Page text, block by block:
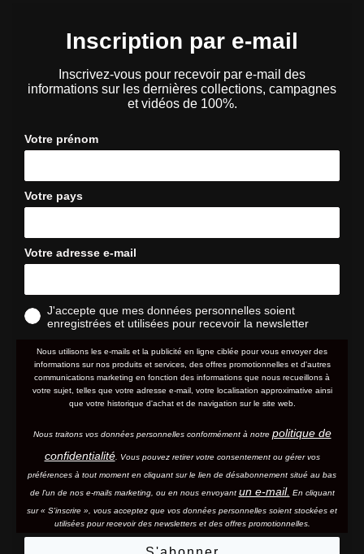
Inscription par e-mail
Inscrivez-vous pour recevoir par e-mail des
informations sur les dernières collections, campagnes
et vidéos de 100%.
Votre prénom
Votre pays
Votre adresse e-mail
J'accepte que mes données personnelles soient
enregistrées et utilisées pour recevoir la newsletter
Nous utilisons les e-mails et la publicité en ligne ciblée pour vous envoyer des
informations sur nos produits et services, des offres promotionnelles et d'autres
communications marketing en fonction des informations que nous recueillons à
votre sujet, telles que votre adresse e-mail, votre localisation approximative ainsi
que votre historique d'achat et de navigation sur le site web.
Nous traitons vos données personnelles conformément à notre politique de
confidentialité. Vous pouvez retirer votre consentement ou gérer vos
préférences à tout moment en cliquant sur le lien de désabonnement situé au bas
de l'un de nos e-mails marketing, ou en nous envoyant un e-mail. En cliquant
sur « S'inscrire », vous acceptez que vos données personnelles soient stockées et
utilisées pour recevoir des newsletters et des offres promotionnelles.